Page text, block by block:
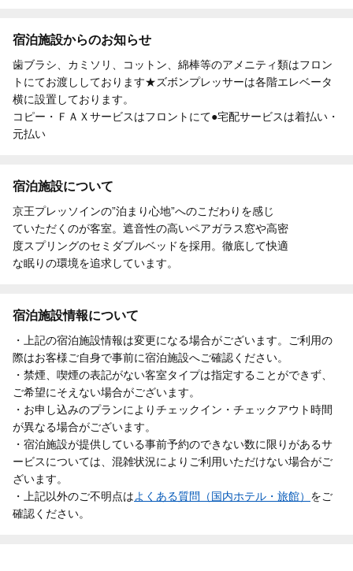
宿泊施設からのお知らせ
歯ブラシ、カミソリ、コットン、綿棒等のアメニティ類はフロン
トにてお渡ししております★ズボンプレッサーは各階エレベータ
横に設置しております。
コピー・ＦＡＸサービスはフロントにて●宅配サービスは着払い・
元払い
宿泊施設について
京王プレッソインの”泊まり心地”へのこだわりを感じ
ていただくのが客室。遮音性の高いペアガラス窓や高密
度スプリングのセミダブルベッドを採用。徹底して快適
な眠りの環境を追求しています。
宿泊施設情報について
・上記の宿泊施設情報は変更になる場合がございます。ご利用の
際はお客様ご自身で事前に宿泊施設へご確認ください。
・禁煙、喫煙の表記がない客室タイプは指定することができず、
ご希望にそえない場合がございます。
・お申し込みのプランによりチェックイン・チェックアウト時間
が異なる場合がございます。
・宿泊施設が提供している事前予約のできない数に限りがあるサ
ービスについては、混雑状況によりご利用いただけない場合がご
ざいます。
・上記以外のご不明点はよくある質問（国内ホテル・旅館） をご
確認ください。